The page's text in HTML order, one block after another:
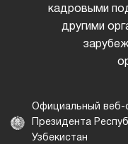
кадровыми
другими
Официальный веб-
Президента
Узбекистан